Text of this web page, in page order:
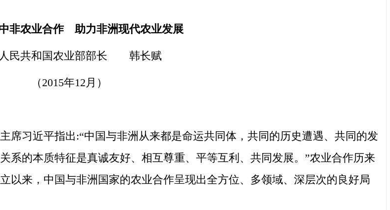
非农业合作 助力非洲现代农业发展
共和国农业部部长 韩长赋
（2015年12月）
习近平指出:“中国与非洲从来都是命运共同体，共同的历史遭遇、共同的发
系的本质特征是真诚友好、相互尊重、平等互利、共同发展。”农业合作历来
以来，中国与非洲国家的农业合作呈现出全方位、多领域、深层次的良好局